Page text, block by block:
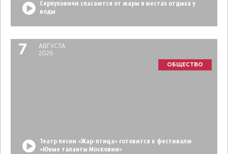
Серпуховичи спасаются от жары в местах отдыха у
воды
7
АВГУСТА
2026
ОБЩЕСТВО
Театр песни «Жар-птица» готовится к фестивалю
«Юные таланты Московии»